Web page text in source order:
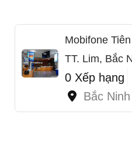
Mobifone
TT. Lim, Bắc
0 Xếp hạng
Bắc Ninh